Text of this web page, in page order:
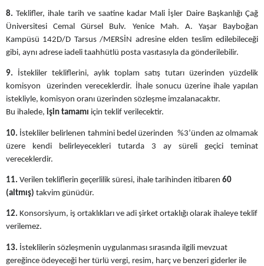
8. Teklifler, ihale tarih ve saatine kadar Mali İşler Daire Başkanlığı Çağ
Üniversitesi Cemal Gürsel Bulv. Yenice Mah. A. Yaşar Bayboğan
Kampüsü 142D/D Tarsus /MERSİN adresine elden teslim edilebileceği
gibi, aynı adrese iadeli taahhütlü posta vasıtasıyla da gönderilebilir.
9. İstekliler tekliflerini, aylık toplam satış tutarı üzerinden yüzdelik
komisyon üzerinden vereceklerdir. İhale sonucu üzerine ihale yapılan
istekliyle, komisyon oranı üzerinden sözleşme imzalanacaktır.
Bu ihalede, işin tamamı için teklif verilecektir.
10. İstekliler belirlenen tahmini bedel üzerinden %3’ünden az olmamak
üzere kendi belirleyecekleri tutarda 3 ay süreli geçici teminat
vereceklerdir.
11. Verilen tekliflerin geçerlilik süresi, ihale tarihinden itibaren 60
(altmış) takvim günüdür.
12. Konsorsiyum, iş ortaklıkları ve adi şirket ortaklığı olarak ihaleye teklif
verilemez.
13. İsteklilerin sözleşmenin uygulanması sırasında ilgili mevzuat
gereğince ödeyeceği her türlü vergi, resim, harç ve benzeri giderler ile